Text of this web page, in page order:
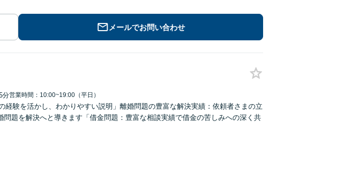
メールでお問い合わせ
分営業時間：10:00~19:00（平日）
経験を活かし、わかりやすい説明」離婚問題の豊富な解決実績：依頼者さまの立
題を解決へと導きます「借金問題：豊富な相談実績で借金の苦しみへの深く共